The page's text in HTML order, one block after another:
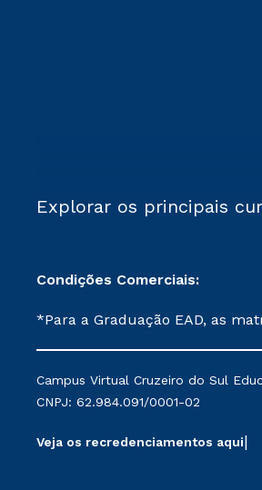
Explorar os principais
Condições Comerciais:
*Para a Graduação EAD, as
mantidos conforme
serviços.
Campus Virtual Cruzeiro do Sul
CNPJ: 62.984.091/0001-02
Veja os recredenciamentos aqui